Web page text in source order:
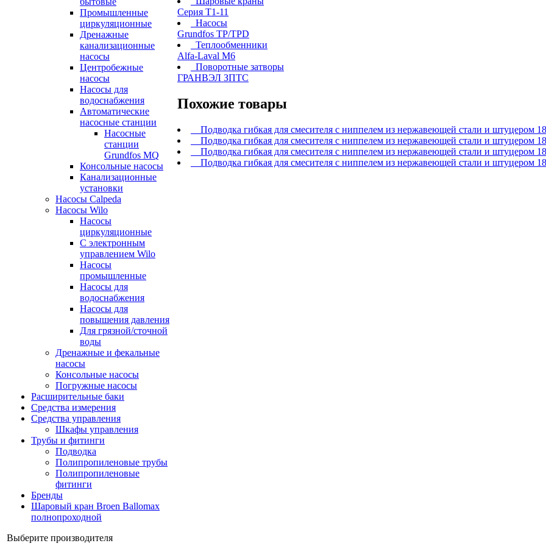
Промышленные
циркуляционные
Дренажные
канализационные
насосы
Центробежные
насосы
Насосы для
водоснабжения
Автоматические
насосные станции
Насосные
станции
Grundfos MQ
Консольные насосы
Канализационные
установки
Насосы Calpeda
Насосы Wilo
Насосы
циркуляционные
С электронным
управлением Wilo
Насосы
промышленные
Насосы для
водоснабжения
Насосы для
повышения давления
Для грязной/сточной
воды
Дренажные и фекальные
насосы
Консольные насосы
Погружные насосы
Расширительные баки
Средства измерения
Средства управления
Шкафы управления
Трубы и фитинги
Подводка
Полипропиленовые трубы
Полипропиленовые
фитинги
Бренды
Шаровый кран Broen Ballomax
полнопроходной
Выберите производителя
Серия Т1-11
Насосы
Grundfos TP/TPD
Теплообменники
Alfa-Laval M6
Поворотные затворы
ГРАНВЭЛ ЗПТС
Похожие товары
Подводка гибкая для смесителя с ниппелем из нержавеющей стали и штуцером
Подводка гибкая для смесителя с ниппелем из нержавеющей стали и штуцером
Подводка гибкая для смесителя с ниппелем из нержавеющей стали и штуцером
Подводка гибкая для смесителя с ниппелем из нержавеющей стали и штуцером